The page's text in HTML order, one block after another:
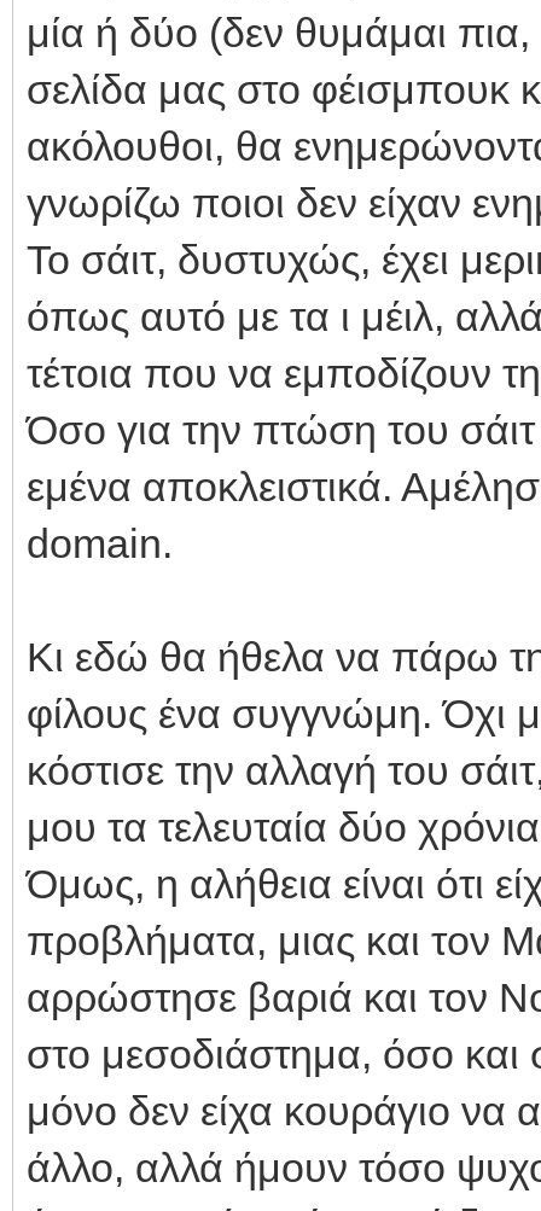
μία ή δύο (δεν θυμάμαι πια,
σελίδα μας στο φέισμπουκ
ακόλουθοι, θα
γνωρίζω ποιοι δεν είχαν
Το σάιτ, δυστυχώς, έχει
όπως αυτό με τα ι μέιλ,
τέτοια που να εμποδίζουν
Όσο για την πτώση του σάιτ
εμένα αποκλειστικά.
domain.
Κι εδώ θα ήθελα να πάρω
φίλους ένα συγγνώμη. Όχι
κόστισε την αλλαγή του
μου τα τελευταία δύο
Όμως, η αλήθεια είναι ότι
προβλήματα, μιας και τον
αρρώστησε βαριά και τον
στο μεσοδιάστημα, όσο
μόνο δεν είχα κουράγιο
άλλο, αλλά ήμουν τόσο